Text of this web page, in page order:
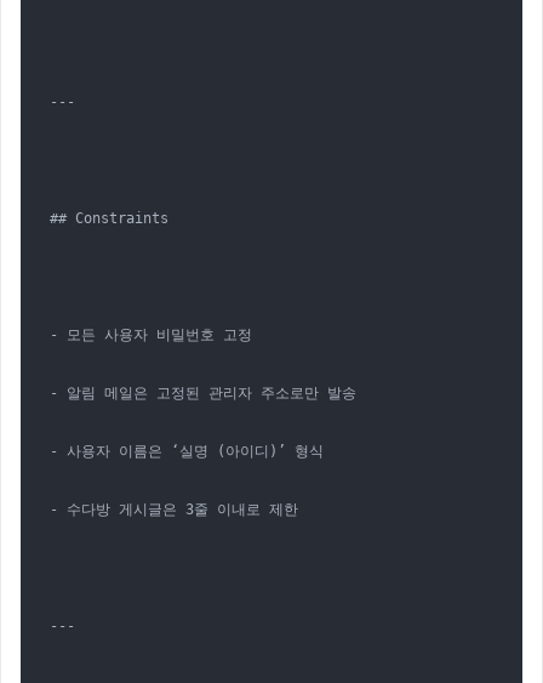
---
## Constraints
- 모든 사용자 비밀번호 고정
- 알림 메일은 고정된 관리자 주소로만 발송
- 사용자 이름은 ‘실명 (아이디)’ 형식
- 수다방 게시글은 3줄 이내로 제한
---